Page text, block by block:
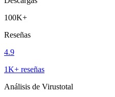
100K+
Reseñas
4.9
1K+ reseñas
Análisis de Virustotal